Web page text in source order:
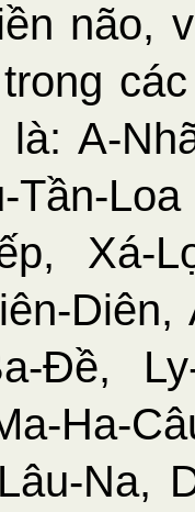
não,
A-
Tần-
Xá-
Đề,
Ha-
Na,